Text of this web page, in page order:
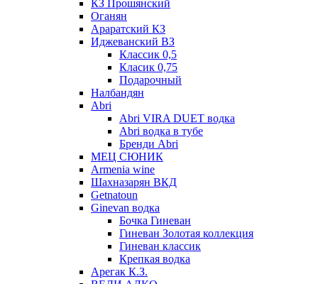
КЗ Прошянский
Оганян
Араратский КЗ
Иджеванский ВЗ
Классик 0,5
Класик 0,75
Подарочный
Налбандян
Abri
Abri VIRA DUET водка
Abri водка в тубе
Бренди Abri
МЕЦ СЮНИК
Armenia wine
Шахназарян ВКД
Getnatoun
Ginevan водка
Бочка Гиневан
Гиневан Золотая коллекция
Гиневан классик
Крепкая водка
Арегак К.З.